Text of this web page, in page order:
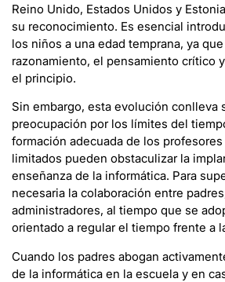
Reino Unido, Estados Unidos y
su reconocimiento. Es esencial
los niños a una edad temprana, ya
razonamiento, el pensamiento crítico
el principio.
Sin embargo, esta evolución conlleva
preocupación por los límites del
formación adecuada de los
limitados pueden obstaculizar la
enseñanza de la informática. Para
necesaria la colaboración entre
administradores, al tiempo que se
orientado a regular el tiempo frente a
Cuando los padres abogan
de la informática en la escuela y en